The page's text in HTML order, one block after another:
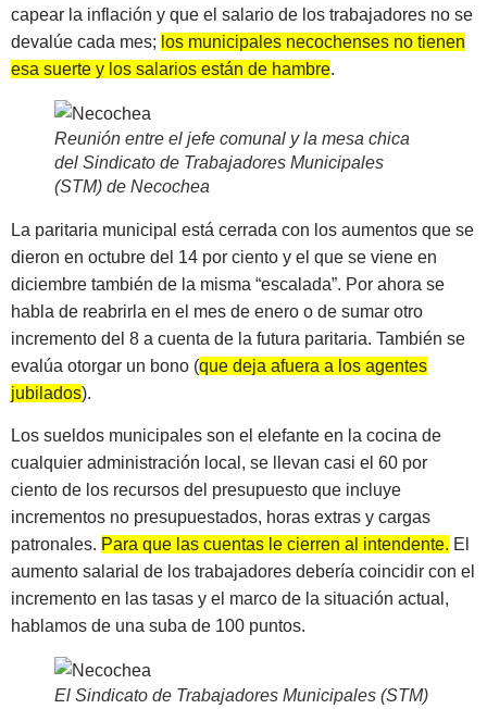
capear la inflación y que el salario de los trabajadores no se
devalúe cada mes; los municipales necochenses no tienen
esa suerte y los salarios están de hambre.
Reunión entre el jefe comunal y la mesa chica
del Sindicato de Trabajadores Municipales
(STM) de Necochea
La paritaria municipal está cerrada con los aumentos que se
dieron en octubre del 14 por ciento y el que se viene en
diciembre también de la misma “escalada”. Por ahora se
habla de reabrirla en el mes de enero o de sumar otro
incremento del 8 a cuenta de la futura paritaria. También se
evalúa otorgar un bono (que deja afuera a los agentes
jubilados).
Los sueldos municipales son el elefante en la cocina de
cualquier administración local, se llevan casi el 60 por
ciento de los recursos del presupuesto que incluye
incrementos no presupuestados, horas extras y cargas
patronales. Para que las cuentas le cierren al intendente. El
aumento salarial de los trabajadores debería coincidir con el
incremento en las tasas y el marco de la situación actual,
hablamos de una suba de 100 puntos.
El Sindicato de Trabajadores Municipales (STM)